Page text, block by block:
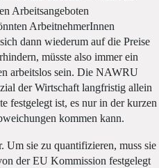
Arbeitsangeboten
ArbeitnehmerInnen
dann wiederum auf die Preise
müsste also immer ein
arbeitslos sein. Die NAWRU
der Wirtschaft langfristig allein
festgelegt ist, es nur in der kurzen
kommen kann.
sie zu quantifizieren, muss sie
der EU Kommission festgelegt